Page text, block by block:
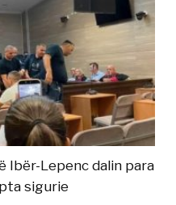
Ibër-Lepenc dalin para
sigurie